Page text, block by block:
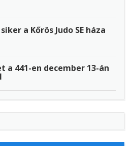
a Kőrös Judo SE háza
a 441-en december 13-án